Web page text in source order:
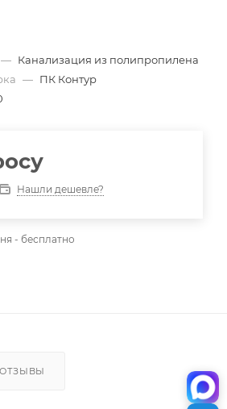
— Канализация из полипропилена
— ПК Контур
Нашли дешевле?
- бесплатно
ОТЗЫВЫ